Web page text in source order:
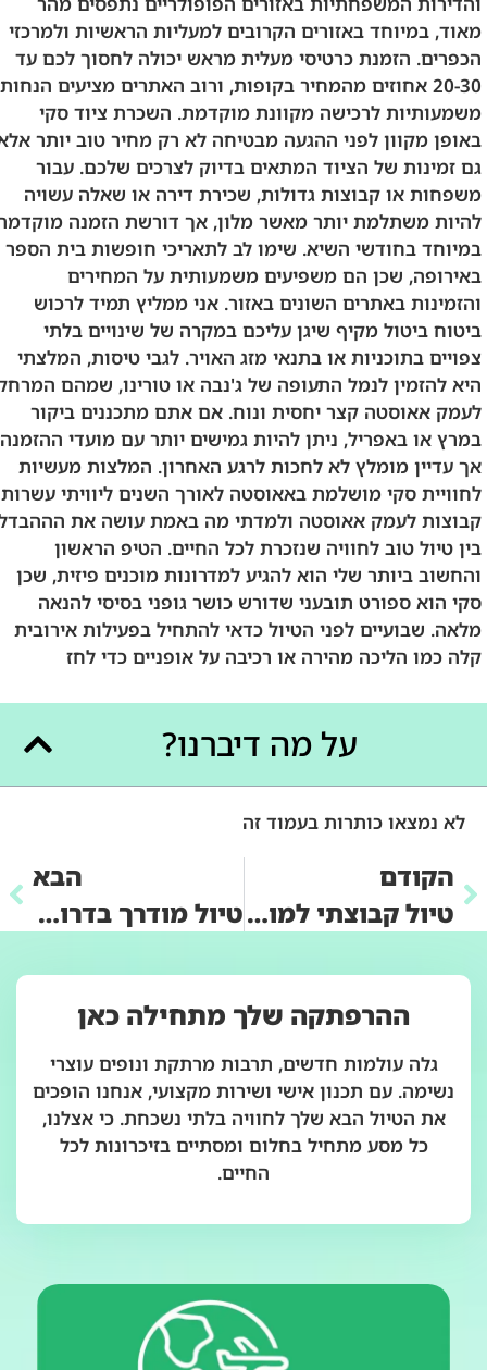
מאוד, במיוחד באזורים הקרובים למעליות הראשיות ולמרכזי
הכפרים. הזמנת כרטיסי מעלית מראש יכולה לחסוך לכם עד
20-30 אחוזים מהמחיר בקופות, ורוב האתרים מציעים הנחות
משמעותיות לרכישה מקוונת מוקדמת. השכרת ציוד סקי
באופן מקוון לפני ההגעה מבטיחה לא רק מחיר טוב יותר אלא
גם זמינות של הציוד המתאים בדיוק לצרכים שלכם. עבור
משפחות או קבוצות גדולות, שכירת דירה או שאלה עשויה
להיות משתלמת יותר מאשר מלון, אך דורשת הזמנה מוקדמת
במיוחד בחודשי השיא. שימו לב לתאריכי חופשות בית הספר
באירופה, שכן הם משפיעים משמעותית על המחירים
והזמינות באתרים השונים באזור. אני ממליץ תמיד לרכוש
ביטוח ביטול מקיף שיגן עליכם במקרה של שינויים בלתי
צפויים בתוכניות או בתנאי מזג האויר. לגבי טיסות, המלצתי
היא להזמין לנמל התעופה של ג'נבה או טורינו, שמהם המרחק
לעמק אאוסטה קצר יחסית ונוח. אם אתם מתכננים ביקור
במרץ או באפריל, ניתן להיות גמישים יותר עם מועדי ההזמנה,
אך עדיין מומלץ לא לחכות לרגע האחרון. המלצות מעשיות
לחוויית סקי מושלמת באאוסטה לאורך השנים ליוויתי עשרות
קבוצות לעמק אאוסטה ולמדתי מה באמת עושה את הההבדל
בין טיול טוב לחוויה שנזכרת לכל החיים. הטיפ הראשון
והחשוב ביותר שלי הוא להגיע למדרונות מוכנים פיזית, שכן
סקי הוא ספורט תובעני שדורש כושר גופני בסיסי להנאה
מלאה. שבועיים לפני הטיול כדאי להתחיל בפעילות אירובית
קלה כמו הליכה מהירה או רכיבה על אופניים כדי לחז
על מה דיברנו?
לא נמצאו כותרות בעמוד זה
הקודם
טיול קבוצתי למונטנגרו: סקירת אפשרויות
הבא
טיול מודרך בדרום פולין: מסלולים מומלצים
ההרפתקה שלך מתחילה כאן
גלה עולמות חדשים, תרבות מרתקת ונופים עוצרי
נשימה. עם תכנון אישי ושירות מקצועי, אנחנו הופכים
את הטיול הבא שלך לחוויה בלתי נשכחת. כי אצלנו,
כל מסע מתחיל בחלום ומסתיים בזיכרונות לכל
החיים.